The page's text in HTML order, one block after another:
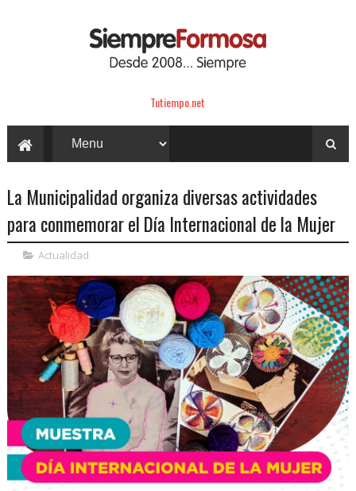
Tutiempo.net
La Municipalidad organiza diversas actividades
para conmemorar el Día Internacional de la Mujer
Actualidad